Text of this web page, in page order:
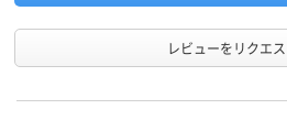
レビューをリクエ